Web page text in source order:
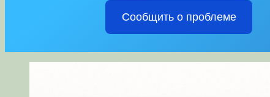
Сообщить о проблеме